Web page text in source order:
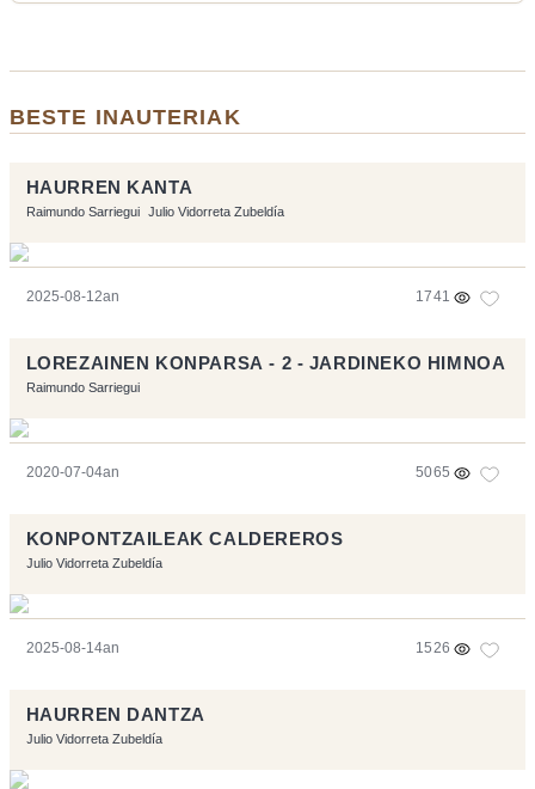
BESTE INAUTERIAK
HAURREN KANTA
Raimundo Sarriegui Julio Vidorreta Zubeldía
2025-08-12an 1741
LOREZAINEN KONPARSA - 2 - JARDINEKO HIMNOA
Raimundo Sarriegui
2020-07-04an 5065
KONPONTZAILEAK CALDEREROS
Julio Vidorreta Zubeldía
2025-08-14an 1526
HAURREN DANTZA
Julio Vidorreta Zubeldía